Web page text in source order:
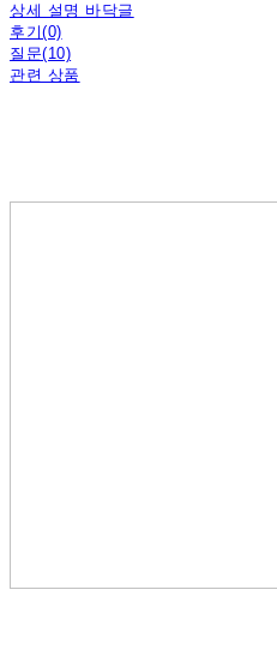
상세 설명 바닥글
후기(0)
질문(10)
관련 상품